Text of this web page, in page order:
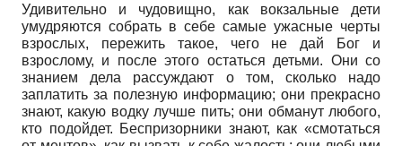
Удивительно и чудовищно, как вокзальные дети
умудряются собрать в себе самые ужасные черты
взрослых, пережить такое, чего не дай Бог и
взрослому, и после этого остаться детьми. Они со
знанием дела рассуждают о том, сколько надо
заплатить за полезную информацию; они прекрасно
знают, какую водку лучше пить; они обманут любого,
кто подойдет. Беспризорники знают, как «смотаться